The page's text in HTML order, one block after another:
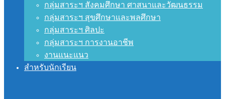
กลุ่มสาระฯ สังคมศึกษา ศาสนาและวัฒนธรรม
กลุ่มสาระฯ สุขศึกษาและพลศึกษา
กลุ่มสาระฯ ศิลปะ
กลุ่มสาระฯ การงานอาชีพ
งานแนะแนว
สำหรับนักเรียน